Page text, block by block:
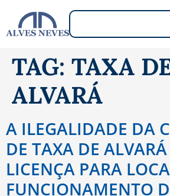
TAG: TAXA
ALVARÁ
A ILEGALIDADE DA
DE TAXA DE
LICENÇA PARA
FUNCIONAMENTO